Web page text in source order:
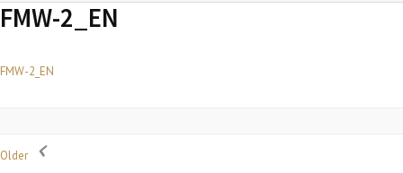
FMW-2_EN
FMW-2_EN
Older